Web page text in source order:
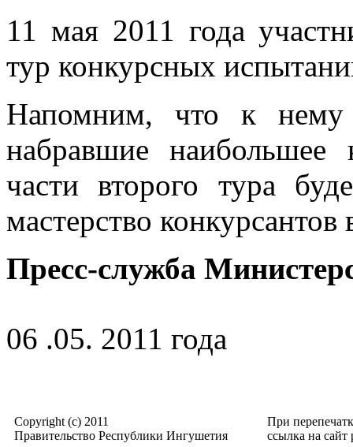
11 мая 2011 года
тур конкурсных
Напомним, что к нему
набравшие наибольшее
части второго тура
мастерство
Пресс-служба
06 .05. 2011 года
Copyright (c) 2011
Правительство Республики Ингушетия
При
ссылка на сайт